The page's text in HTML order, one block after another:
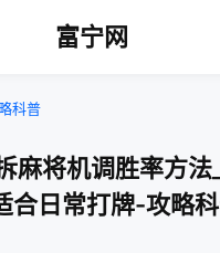
富宁网
科普
麻将机调胜率方法
合日常打牌-攻略